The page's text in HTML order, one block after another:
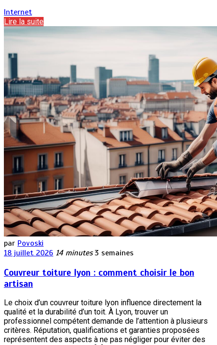
Internet
Lire la suite
par Povoski
18 juillet 2026 14 minutes 3 semaines
Couvreur toiture lyon : comment choisir le bon
artisan
Le choix d’un couvreur toiture lyon influence directement la
qualité et la durabilité d’un toit. À Lyon, trouver un
professionnel compétent demande de l’attention à plusieurs
critères. Réputation, qualifications et garanties proposées
représentent des aspects à ne pas négliger pour éviter des